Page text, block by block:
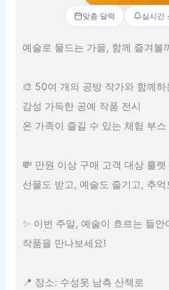
맞춤 달력 실시간
예술로 물드는 가을, 함께 즐겨볼
🎨 50여 개의 공방 작가와 함께하
감성 가득한 공예 작품 전시
온 가족이 즐길 수 있는 체험 부스
💸 만원 이상 구매 고객 대상 룰렛
선물도 받고, 예술도 즐기고, 추억
✨ 이번 주말, 예술이 흐르는 들
작품을 만나보세요!
📍 장소: 수성못 남측 산책로